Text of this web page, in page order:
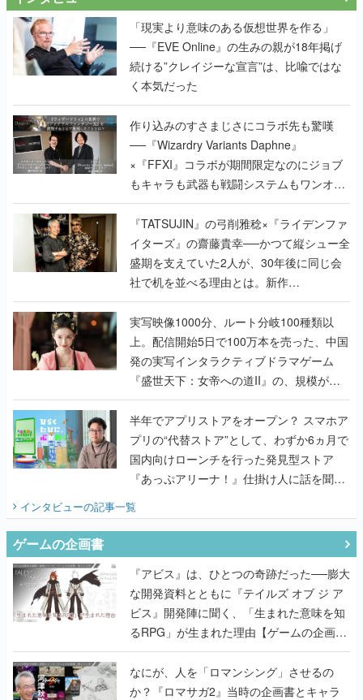
く本気だった
作り込みのすさまじさにコラボ先も驚嘆
──『Wizardry Variants Daphne』
×『FFXI』コラボが期間限定なのにジョブ
もキャラも武器も戦闘システムもワンオフ
で作り込まれた理由を両ディレクターに聞
く
『TATSUJIN』の弓削雅稔×『ライデンファ
イターズ』の齋藤貴幸──かつて縦シュー全
盛期を支えていた2人が、30年後に同じ会
社で机を並べる理由とは。新作
『TATSUJIN EXTREME』で初タッグを組
んだレジェンド2人に訊く開発秘話
実写映像1000分、ルート分岐100種類以
上。配信開始5日で100万本を売った、中国
発の実写インタラクティブドラマゲーム
『盛世天下：女帝への道II』の、規模が違
うこだわりをプロデューサーに聞いた
半年でアプリストアをオープン？ スマホア
プリの“代替ストア”として、わずか6ヵ月で
国内向けローンチを行った発見型ストア
『あっぷアリーナ！』仕掛け人に話を聞い
てみた
インタビューの記事一覧
『アビス』は、ひとつの奇跡だった──膨大
な開発資料とともに『テイルズ オブ ジ ア
るRPG」が生まれた理由【ゲームの企画
書】
なにが、人を「ロマンシング」させるの
か？『ロマサガ2』当時の企画書とキャラ
設定画から迫る、河津秋敏がRPGに生み出
した「ロマン」の正体とは【ゲームの企画
書】